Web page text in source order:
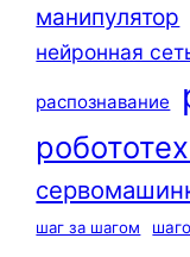
манипулятор
нейронная
распознавание
шаг за шагом